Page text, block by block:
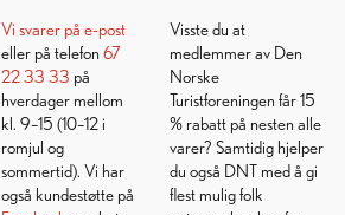
Vi svarer på e-post
eller på telefon 67
22 33 33 på
hverdager mellom
kl. 9–15 (10–12 i
romjul og
sommertid). Vi har
også kundestøtte på
Visste du at
medlemmer av Den
Norske
Turistforeningen får 15
% rabatt på nesten alle
varer? Samtidig hjelper
du også DNT med å gi
flest mulig folk